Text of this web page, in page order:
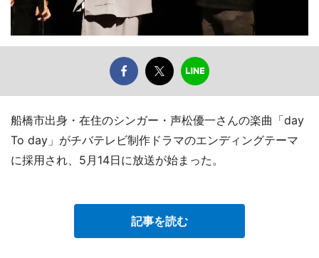
船橋市出身・在住のシンガー・声松優一さんの楽曲「day
To day」がチバテレビ制作ドラマのエンディングテーマ
に採用され、5月14日に放送が始まった。
記事を読む